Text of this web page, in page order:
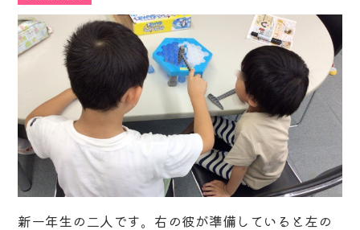
新一年生の二人です。右の彼が準備していると左の